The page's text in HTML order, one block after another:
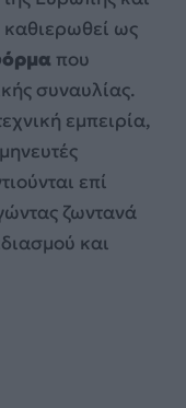
καθιερωθεί ως
που
συναυλίας.
εμπειρία,
επί
ζωντανά
και